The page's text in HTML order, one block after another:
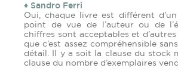
♦ Sandro Ferri
Oui, chaque livre est différent
point de vue de l’auteur ou de
chiffres sont acceptables et
que c’est assez compréhensible
détail. Il y a soit la clause du stock
clause du nombre d’exemplaires